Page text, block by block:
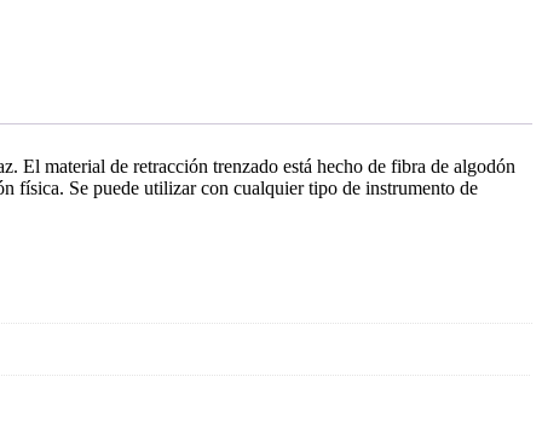
El material de retracción trenzado está hecho de fibra de algodón
física. Se puede utilizar con cualquier tipo de instrumento de